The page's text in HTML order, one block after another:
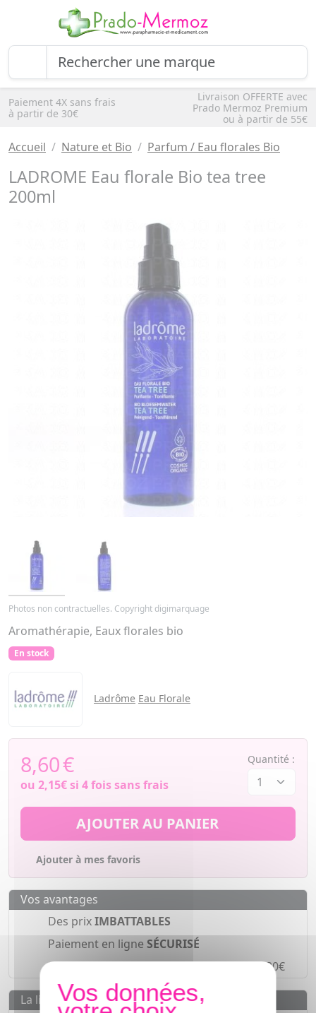
Paiement 4X sans frais
à partir de 30€
Livraison OFFERTE avec
Prado Mermoz Premium
ou à partir de 55€
Accueil Nature et Bio Parfum / Eau florales Bio
LADROME Eau florale Bio tea tree
200ml
Photos non contractuelles. Copyright digimarquage
Aromathérapie, Eaux florales bio
En stock
Ladrôme Eau Florale
8,60€
ou 2,15€si 4 fois sans frais
Quantité :
AJOUTER AU PANIER
Ajouter à mes favoris
Vos avantages
Des prixIMBATTABLES
Paiement en ligne SÉCURISÉ
Paiement en4 fois sans fraisà partir de 30€
La livraison